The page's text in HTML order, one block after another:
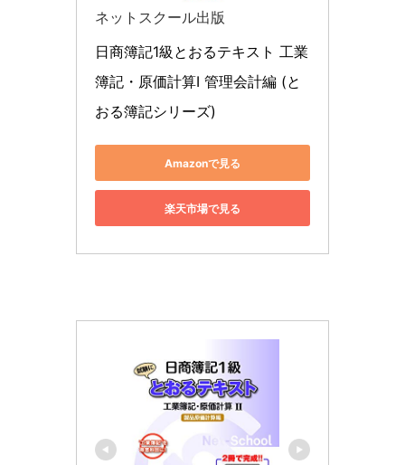
ネットスクール出版
日商簿記1級とおるテキスト 工業
簿記・原価計算I 管理会計編 (と
おる簿記シリーズ)
Amazonで見る
楽天市場で見る